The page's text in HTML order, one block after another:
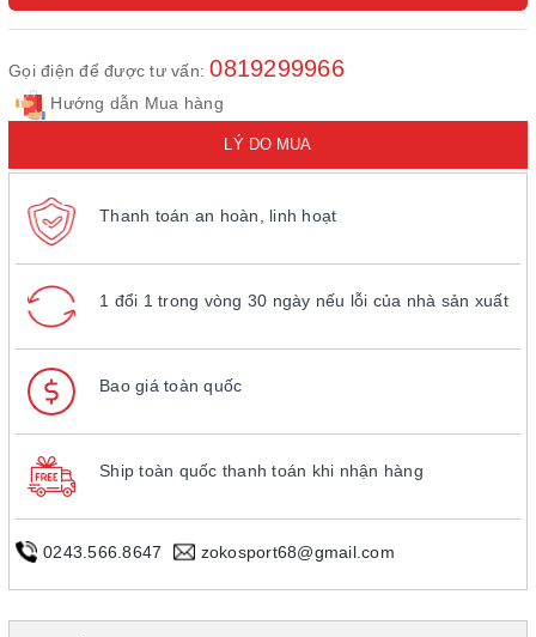
Gọi điện để được tư vấn:0819299966
Hướng dẫn Mua hàng
LÝ DO MUA
Thanh toán an hoàn, linh hoạt
1 đổi 1 trong vòng 30 ngày nếu lỗi của nhà sản xuất
Bao giá toàn quốc
Ship toàn quốc thanh toán khi nhận hàng
0243.566.8647 zokosport68@gmail.com